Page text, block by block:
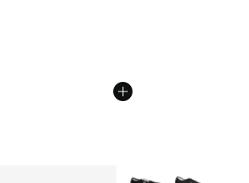
Plus de couleurs